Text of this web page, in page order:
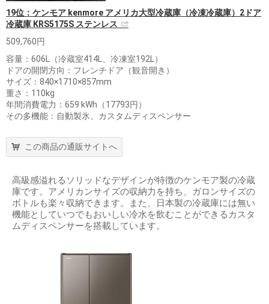
19位：ケンモア kenmore アメリカ大型冷蔵庫（冷凍冷蔵庫）2ドア
冷蔵庫 KRS5175S ステンレス
509,760円
容量：606L（冷蔵室414L、冷凍室192L）
ドアの開閉方向：フレンチドア（観音開き）
サイズ：840×1710×857mm
重さ：110kg
年間消費電力：659 kWh（17793円）
その多機能：自動製氷、カスタムディスペンサー
この商品の通販サイトへ
高級感溢れるソリッドなデザインが特徴のケンモア製の冷蔵
庫です。アメリカンサイズの収納力を持ち、ガロンサイズの
ボトルも楽々収納できます。また、日本製の冷蔵庫には無い
機能としていつでもおいしい冷水を飲むことができるカスタ
ムディスペンサーを搭載しています。